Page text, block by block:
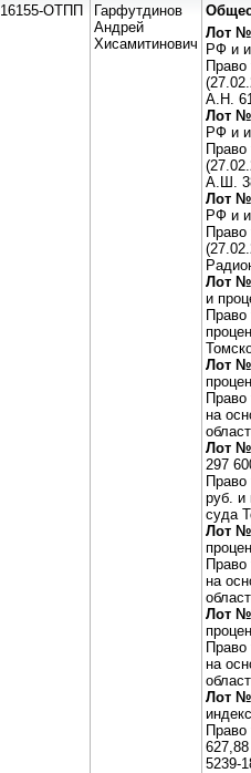
16155-ОТПП
Гарфутдинов
Андрей
Хисамитинович
Лот
РФ и
Право
А.Н.
Лот
РФ и
Право
А.Ш.
Лот
РФ и
Право
Лот
и
Право
Лот
Право
на
Лот
297
Право
руб. и
суда
Лот
Право
на
Лот
Право
на
Лот
Право
5239-